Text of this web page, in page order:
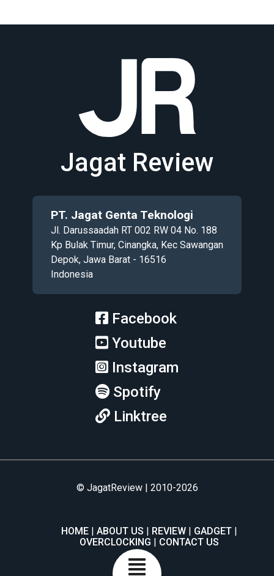
Jagat Review
PT. Jagat Genta Teknologi
Jl. Darussaadah RT 002 RW 04 No. 188
Kp Bulak Timur, Cinangka, Kec Sawangan
Depok, Jawa Barat - 16516
Indonesia
Facebook
Youtube
Instagram
Spotify
Linktree
© JagatReview | 2010-2026
HOME ABOUT US REVIEW
GADGET
OVERCLOCKING
CONTACT US